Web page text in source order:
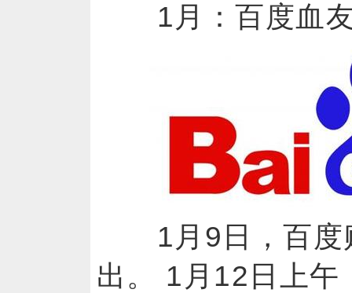
1月：百度血友
1月9日，百度
出。 1月12日上午